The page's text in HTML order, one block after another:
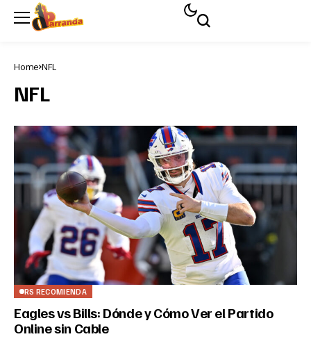
Home NFL
NFL
RS RECOMIENDA
Eagles vs Bills: Dónde y Cómo Ver el Partido
Online sin Cable